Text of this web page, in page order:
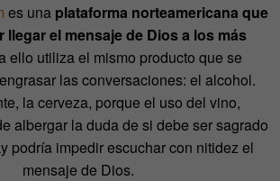
es una plataforma norteamericana que
llegar el mensaje de Dios a los más
ello utiliza el mismo producto que se
las conversaciones: el alcohol.
la cerveza, porque el uso del vino,
albergar la duda de si debe ser sagrado
podría impedir escuchar con nitidez el
mensaje de Dios.